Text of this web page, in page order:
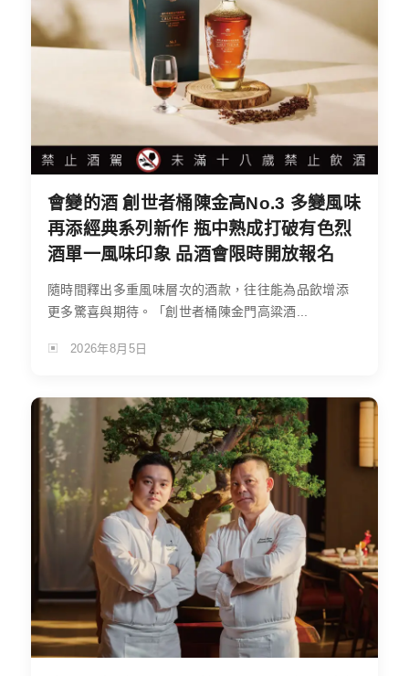
會變的酒 創世者桶陳金高No.3 多變風味
再添經典系列新作 瓶中熟成打破有色烈
酒單一風味印象 品酒會限時開放報名
隨時間釋出多重風味層次的酒款，往往能為品飲增添
更多驚喜與期待。「創世者桶陳金門高粱酒...
2026年8月5日